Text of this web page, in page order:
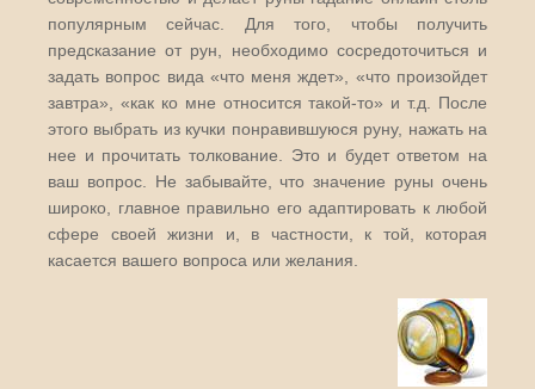
популярным сейчас. Для того, чтобы получить
предсказание от рун, необходимо сосредоточиться и
задать вопрос вида «что меня ждет», «что произойдет
завтра», «как ко мне относится такой-то» и т.д. После
этого выбрать из кучки понравившуюся руну, нажать на
нее и прочитать толкование. Это и будет ответом на
ваш вопрос. Не забывайте, что значение руны очень
широко, главное правильно его адаптировать к любой
сфере своей жизни и, в частности, к той, которая
касается вашего вопроса или желания.